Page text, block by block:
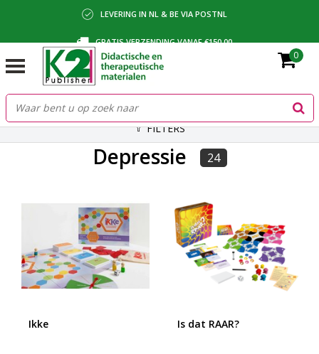
LEVERING IN NL & BE VIA POSTNL
GRATIS VERZENDING VANAF €150,00
BETALING VIA IDEAL, BANCONTACT OF FACTUUR
0
FILTERS
Depressie 24
Ikke Is dat RAAR?